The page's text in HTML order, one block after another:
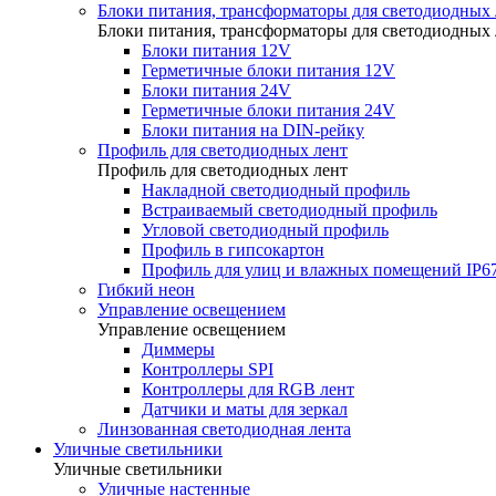
Блоки питания, трансформаторы для светодиодных
Блоки питания, трансформаторы для светодиодных
Блоки питания 12V
Герметичные блоки питания 12V
Блоки питания 24V
Герметичные блоки питания 24V
Блоки питания на DIN-рейку
Профиль для светодиодных лент
Профиль для светодиодных лент
Накладной светодиодный профиль
Встраиваемый светодиодный профиль
Угловой светодиодный профиль
Профиль в гипсокартон
Профиль для улиц и влажных помещений
Гибкий неон
Управление освещением
Управление освещением
Диммеры
Контроллеры SPI
Контроллеры для RGB лент
Датчики и маты для зеркал
Линзованная светодиодная лента
Уличные светильники
Уличные светильники
Уличные настенные